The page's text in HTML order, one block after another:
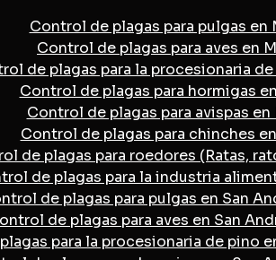
Control de plagas para pulgas en
Control de plagas para aves en
de plagas para la procesionaria
Control de plagas para hormigas
Control de plagas para avispas
Control de plagas para chinches
de plagas para roedores (Ratas,
de plagas para la industria
de plagas para pulgas en San
de plagas para aves en San
para la procesionaria de pino